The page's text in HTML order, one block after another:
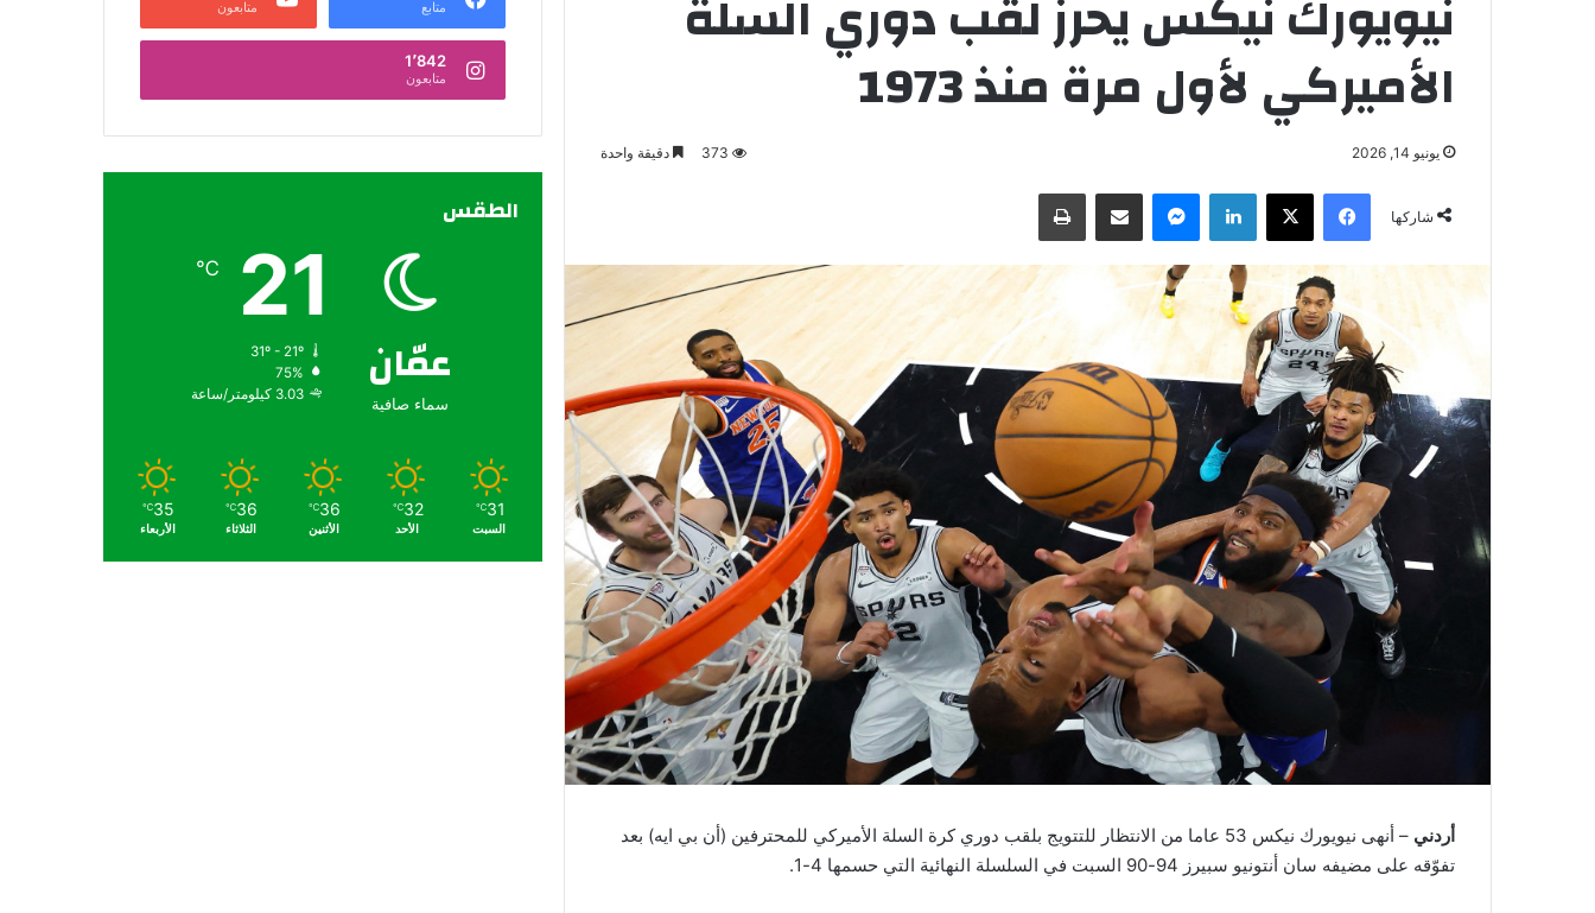
نيويورك نيكس يحرز لقب دوري السلة
الأميركي لأول مرة منذ 1973
يونيو 14, 2026 373 دقيقة واحدة
شاركها
فيسبوك لينكدإن
أردني
– أنهى نيويورك نيكس 53 عاما من الانتظار للتتويج بلقب دوري كرة السلة الأميركي للمحترفين (أن بي ايه) بعد
تفوّقه على مضيفه سان أنتونيو سبيرز 94-90 السبت في السلسلة النهائية التي حسمها 4-1.
متابع متابعون
1٬842
متابعون
الطقس
عمّان
سماء صافية
21
℃
31º - 21º
75%
3.03 كيلومتر/ساعة
31
℃
السبت
32
℃
الأحد
36
℃
الأثنين
36
℃
الثلاثاء
35
℃
الأربعاء